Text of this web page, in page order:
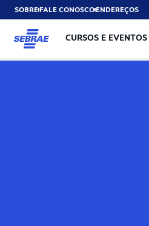
SOBREFALE CONOSCOENDEREÇOS
CURSOS E EVENTOS